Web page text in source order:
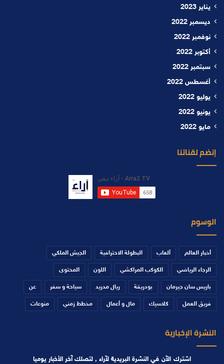
يناير 2023
ديسمبر 2022
نوفمبر 2022
أكتوبر 2022
سبتمبر 2022
أغسطس 2022
يوليو 2022
يونيو 2022
مايو 2022
إنضم لقناتنا
الوسوم
أخبار العالم ألعاب البطولة الاحترافية الجيش الملكي
الرجاء الرياضي الكوكب المراكشي اللون المحتوى
باريس سان جيرمان بودريقة ريال مدريد سياحة و سفر عن
فريق العمل كلاسيك مال و أعمال مخطط زمني منوعات
النشرة الإخبارية
اشترك الآن في النشرة البريدية لآراء , لتصلك آخر الأخبار يوميا